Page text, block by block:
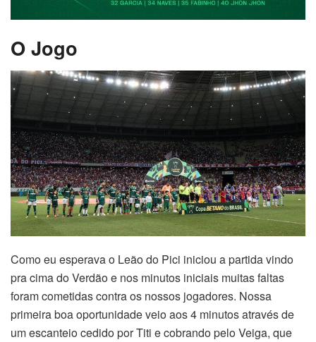
O Jogo
Como eu esperava o Leão do Pici iniciou a partida vindo
pra cima do Verdão e nos minutos iniciais muitas faltas
foram cometidas contra os nossos jogadores. Nossa
primeira boa oportunidade veio aos 4 minutos através de
um escanteio cedido por Titi e cobrando pelo Veiga, que